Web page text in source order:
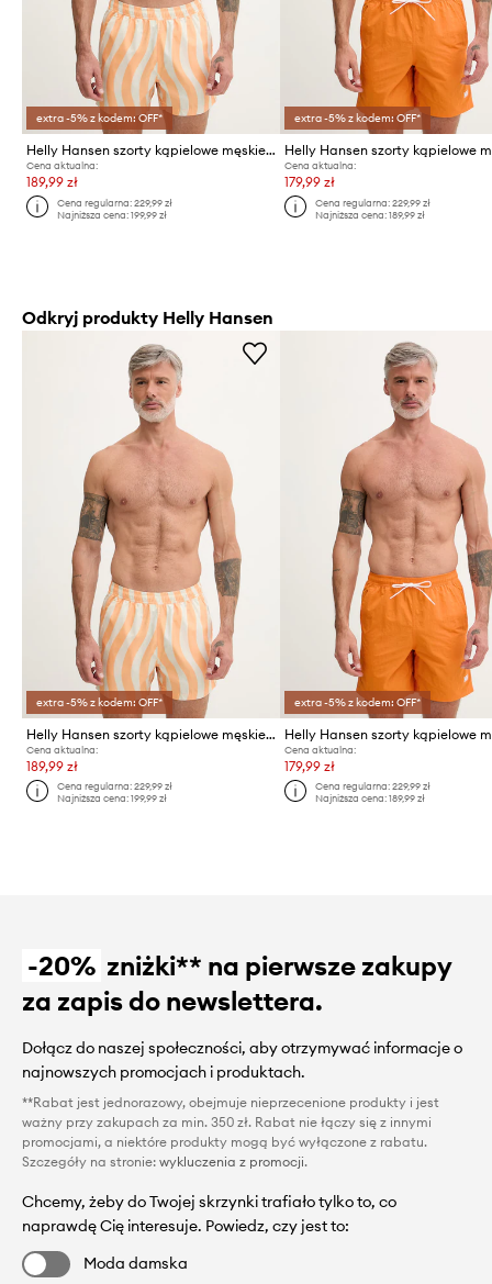
extra -5% z kodem: OFF*
Helly Hansen szorty kąpielowe męskie NEWPORT
Cena aktualna:
189,99 zł
Cena regularna:229,99 zł
Najniższa cena:199,99 zł
extra -5% z kodem: OFF*
Cena aktualna:
179,99 zł
Cena regularna: 229,99 zł
Najniższa cena: 189,99 zł
Odkryj produkty Helly Hansen
extra -5% z kodem: OFF*
Helly Hansen szorty kąpielowe męskie NEWPORT
Cena aktualna:
189,99 zł
Cena regularna:229,99 zł
Najniższa cena:199,99 zł
extra -5% z kodem: OFF*
Cena aktualna:
179,99 zł
Cena regularna: 229,99 zł
Najniższa cena: 189,99 zł
-20% zniżki** na pierwsze zakupy
za zapis do newslettera.
Dołącz do naszej społeczności, aby otrzymywać informacje o
najnowszych promocjach i produktach.
**Rabat jest jednorazowy, obejmuje nieprzecenione produkty i jest
ważny przy zakupach za min. 350 zł. Rabat nie łączy się z innymi
promocjami, a niektóre produkty mogą być wyłączone z rabatu.
Szczegóły na stronie: wykluczenia z promocji.
Chcemy, żeby do Twojej skrzynki trafiało tylko to, co
naprawdę Cię interesuje. Powiedz, czy jest to:
Moda damska